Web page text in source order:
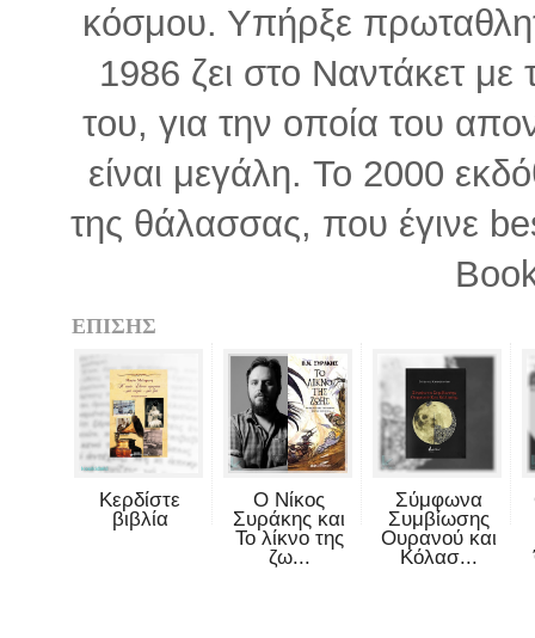
κόσμου. Υπήρξε
1986 ζει στο Ναντάκετ
του, για την οποία του
είναι μεγάλη. To 2000
της θάλασσας, που έγινε
ΕΠΙΣΗΣ
Κερδίστε
βιβλία
Ο Νίκος
Συράκης και
Το λίκνο της
ζω...
Σύμφωνα
Συμβίωσης
Ουρανού και
Κόλασ...